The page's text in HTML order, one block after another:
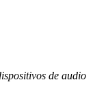
de audio